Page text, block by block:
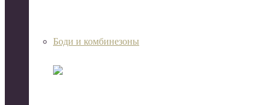
Боди и комбинезоны